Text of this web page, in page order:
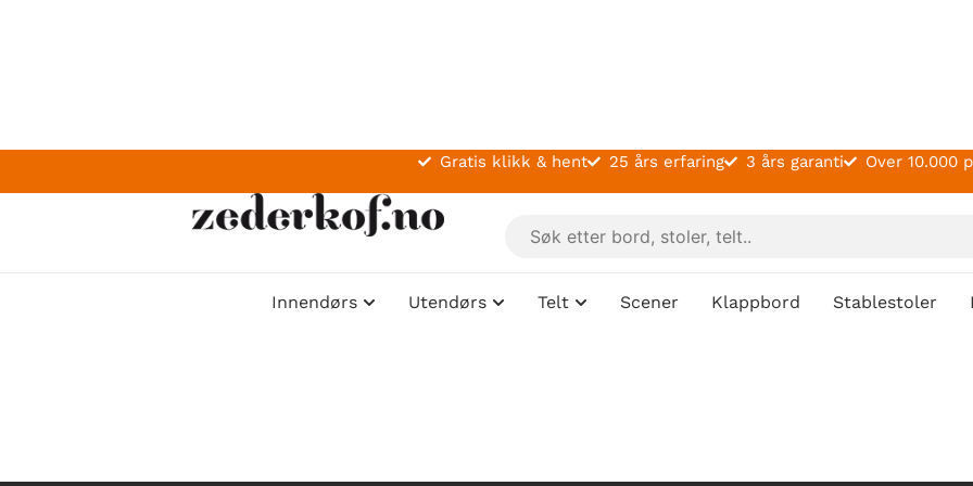
Gratis klikk & hent 25 års erfaring 3 års garanti Over 10.000
Innendørs Utendørs Telt Scener Klappbord Stablestoler